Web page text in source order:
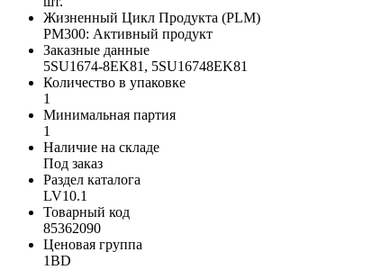
Жизненный Цикл Продукта (PLM)
PM300: Активный продукт
Заказные данные
5SU1674-8EK81, 5SU16748EK81
Количество в упаковке
1
Минимальная партия
1
Наличие на складе
Под заказ
Раздел каталога
LV10.1
Товарный код
85362090
Ценовая группа
1BD